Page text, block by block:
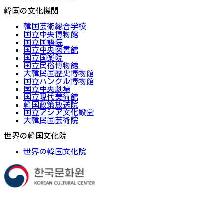
韓国の文化機関
韓国芸術総合学校
国立中央博物館
国立国語院
国立中央図書館
国立国楽院
国立民俗博物館
大韓民国歴史博物館
国立ハングル博物館
国立中央劇場
国立現代美術館
韓国政策放送院
国立アジア文化殿堂
大韓民国芸術院
世界の韓国文化院
世界の韓国文化院